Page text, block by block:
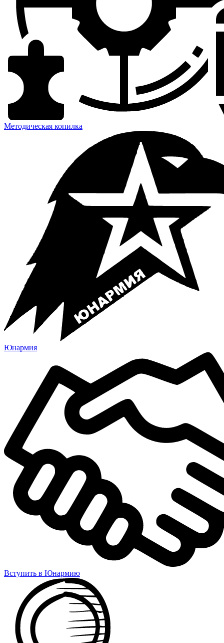
Методическая копилка
Юнармия
Вступить в Юнармию